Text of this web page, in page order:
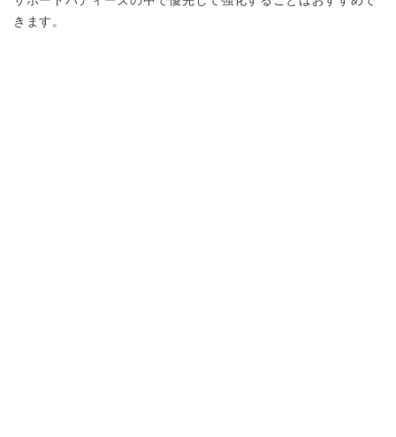
きます。